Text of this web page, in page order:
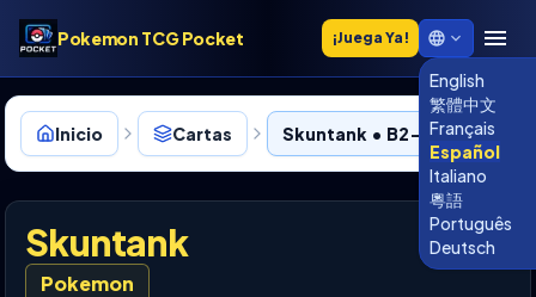
Pokemon TCG Pocket ¡Juega Ya!
English
繁體中文
Français
Español
Italiano
粵語
Português
Deutsch
Inicio Cartas Skuntank • B2-102
Skuntank
Pokemon